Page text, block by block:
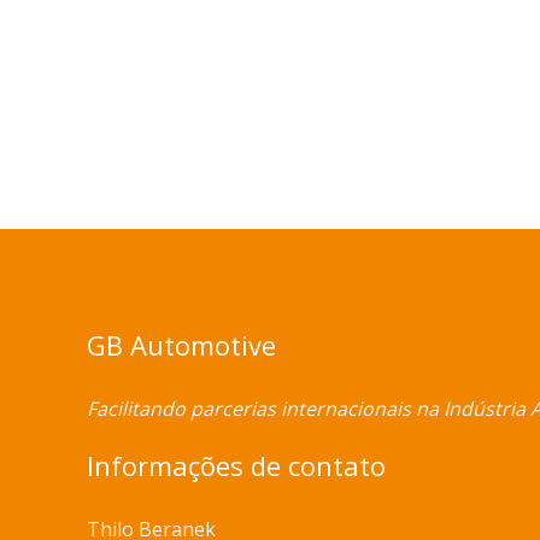
GB Automotive
Facilitando parcerias internacionais na Indústria
Informações de contato
Thilo Beranek